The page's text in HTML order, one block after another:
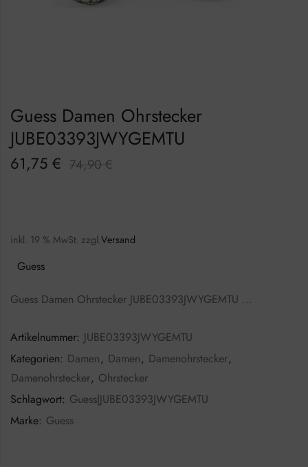
Guess Damen Ohrstecker
JUBE03393JWYGEMTU
61,75 € 74,90€
inkl. 19 % MwSt. zzgl.Versand
Guess
Guess Damen Ohrstecker JUBE03393JWYGEMTU …
Artikelnummer: JUBE03393JWYGEMTU
Kategorien: Damen, Damen, Damenohrstecker,
Damenohrstecker, Ohrstecker
Schlagwort: Guess|JUBE03393JWYGEMTU
Marke: Guess